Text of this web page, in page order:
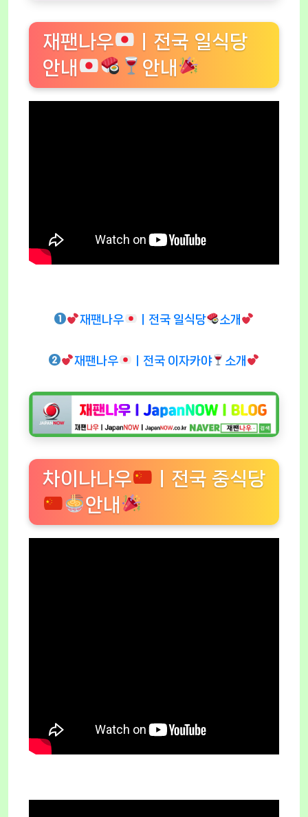
재팬나우
ㅣ전국 일식당
안내
안내
재팬나우 ㅣ전국 일식당 소개
재팬나우 ㅣ전국 이자카야 소개
차이나나우
ㅣ전국 중식당
안내